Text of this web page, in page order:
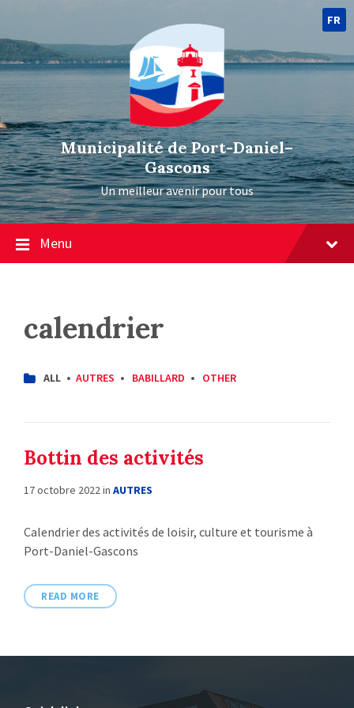
FR
Municipalité de Port-Daniel–
Gascons
Un meilleur avenir pour tous
Menu
calendrier
CATEGORIES:
ALL AUTRES BABILLARD OTHER
Bottin des activités
17 octobre 2022in AUTRES
Calendrier des activités de loisir, culture et tourisme à
Port-Daniel-Gascons
READ MORE